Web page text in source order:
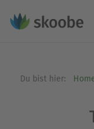
Du bist hier: